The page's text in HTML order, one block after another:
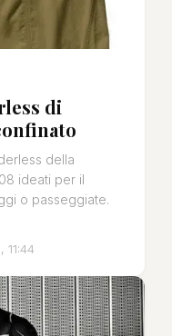
di
della
ideati per il
o passeggiate.
11:44